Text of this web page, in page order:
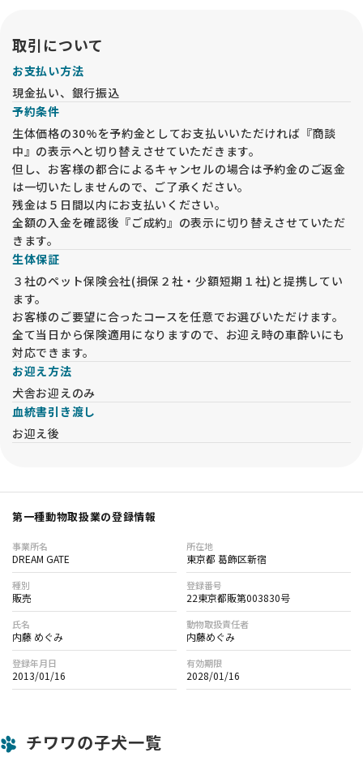
さい。
★妊婦犬がおります。見知らぬお客様が犬舎に入室する事で体
調を崩したり流産や早産になることは避けたいです。
また、ワクチン未接種のベビー達もおりますので、先住犬のご
同伴はご遠慮願います。ご理解ください。
取引について
お支払い方法
現金払い、銀行振込
予約条件
生体価格の30%を予約金としてお支払いいただければ『商談
中』の表示へと切り替えさせていただきます。
但し、お客様の都合によるキャンセルの場合は予約金のご返金
は一切いたしませんので、ご了承ください。
残金は５日間以内にお支払いください。
全額の入金を確認後『ご成約』の表示に切り替えさせていただ
きます。
生体保証
３社のペット保険会社(損保２社・少額短期１社)と提携してい
ます。
お客様のご要望に合ったコースを任意でお選びいただけます。
全て当日から保険適用になりますので、お迎え時の車酔いにも
対応できます。
お迎え方法
犬舎お迎えのみ
血統書引き渡し
お迎え後
第一種動物取扱業の登録情報
事業所名
DREAM GATE
所在地
東京都 葛飾区新宿
種別
販売
登録番号
22東京都販第003830号
氏名
内藤 めぐみ
動物取扱責任者
内藤めぐみ
登録年月日
2013/01/16
有効期限
2028/01/16
チワワの子犬一覧